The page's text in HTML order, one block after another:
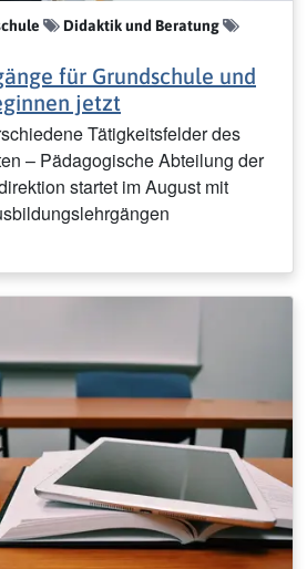
Didaktik und Beratung
für Grundschule und
jetzt
Tätigkeitsfelder des
– Pädagogische Abteilung der
startet im August mit